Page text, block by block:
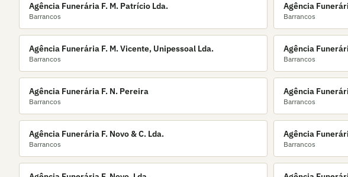
Agência Funerária F. M. Patrício Lda.
Barrancos
Agência
Barrancos
Agência Funerária F. M. Vicente, Unipessoal Lda.
Barrancos
Agência
Barrancos
Agência Funerária F. N. Pereira
Barrancos
Agência
Barrancos
Agência Funerária F. Novo & C. Lda.
Barrancos
Agência
Barrancos